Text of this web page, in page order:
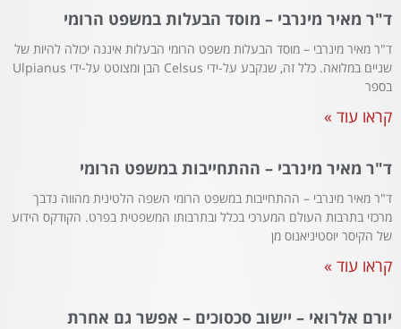
ד"ר מאיר מינרבי – מוסד הבעלות במשפט הרומי
ד"ר מאיר מינרבי – מוסד הבעלות משפט הרומי הבעלות איננה יכולה להיות של
שניים במלואה. כלל זה, שנקבע על-ידי Celsus הבן ומצוטט על-ידי Ulpianus
בספר
קראו עוד »
ד"ר מאיר מינרבי – ההתחייבות במשפט הרומי
ד"ר מאיר מינרבי – ההתחייבות במשפט הרומי השפה הלטינית מהווה נדבך
מרכזי בתרבות העולם המערכי בכלל ובתרבותו המשפטית בפרט. הקודקס הידוע
של הקיסר יוסטיניאנוס מן
קראו עוד »
יורם אלרואי – יישוב סכסוכים – אפשר גם אחרת